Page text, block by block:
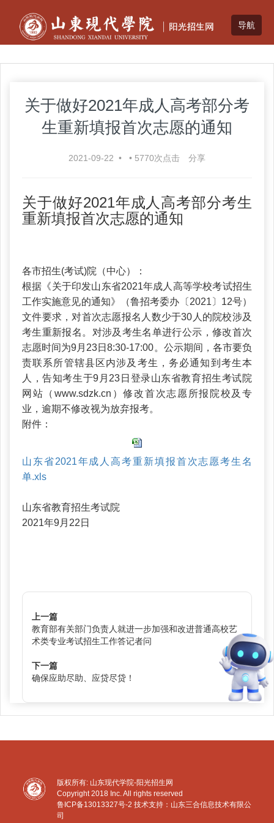
关于做好2021年成人高考部分考
生重新填报首次志愿的通知
2021-09-22 • • 5770次点击 分享
关于做好2021年成人高考部分考生
重新填报首次志愿的通知
各市招生(考试)院（中心）：
根据《关于印发山东省2021年成人高等学校考试招生
工作实施意见的通知》（鲁招考委办〔2021〕12号）
文件要求，对首次志愿报名人数少于30人的院校涉及
考生重新报名。对涉及考生名单进行公示，修改首次
志愿时间为9月23日8:30-17:00。公示期间，各市要负
责联系所管辖县区内涉及考生，务必通知到考生本
人，告知考生于9月23日登录山东省教育招生考试院
网站（www.sdzk.cn）修改首次志愿所报院校及专
业，逾期不修改视为放弃报考。
附件：
山东省2021年成人高考重新填报首次志愿考生名
单.xls
山东省教育招生考试院
2021年9月22日
上一篇
教育部有关部门负责人就进一步加强和改进普通高校艺
术类专业考试招生工作答记者问
下一篇
确保应助尽助、应贷尽贷！
版权所有: 山东现代学院-阳光招生网
Copyright 2018 Inc. All rights reserved
鲁ICP备13013327号-2技术支持：山东三合信息技术有限公
司